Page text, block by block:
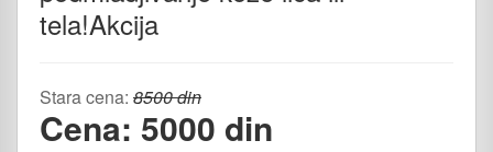
tela!Akcija
Stara cena: 8500 din
Cena: 5000 din